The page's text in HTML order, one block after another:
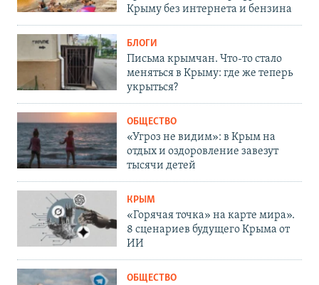
Крыму без интернета и бензина
БЛОГИ
Письма крымчан. Что-то стало
меняться в Крыму: где же теперь
укрыться?
ОБЩЕСТВО
«Угроз не видим»: в Крым на
отдых и оздоровление завезут
тысячи детей
КРЫМ
«Горячая точка» на карте мира».
8 сценариев будущего Крыма от
ИИ
ОБЩЕСТВО